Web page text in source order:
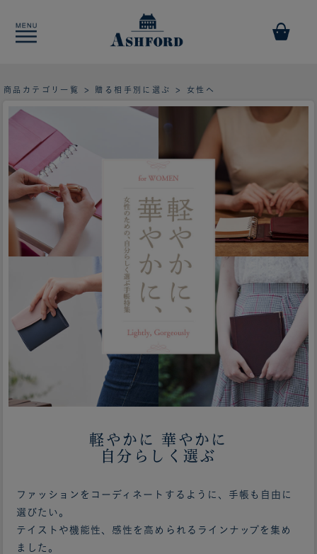
商品カテゴリ一覧 > 贈る相手別に選ぶ > 女性へ
軽やかに 華やかに
自分らしく選ぶ
ファッションをコーディネートするように、手帳も自由に
選びたい。
テイストや機能性、感性を高められるラインナップを集め
ました。